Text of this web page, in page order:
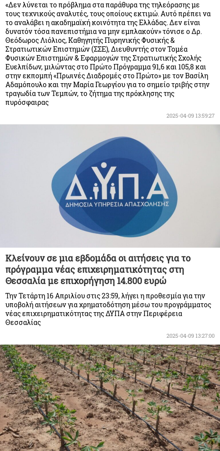
«Δεν λύνεται το πρόβλημα στα παράθυρα της τηλεόρασης με
τους τεχνικούς αναλυτές, τους οποίους εκτιμώ. Αυτό πρέπει να
το αναλάβει η ακαδημαϊκή κοινότητα της Ελλάδας. Δεν είναι
δυνατόν τόσα πανεπιστήμια να μην εμπλακούν» τόνισε ο Δρ.
Θεόδωρος Λιόλιος, Καθηγητής Πυρηνικής Φυσικής &
Στρατιωτικών Επιστημών (ΣΣΕ), Διευθυντής στον Τομέα
Φυσικών Επιστημών & Εφαρμογών της Στρατιωτικής Σχολής
Ευελπίδων, μιλώντας στο Πρώτο Πρόγραμμα 91,6 και 105,8 και
στην εκπομπή «Πρωινές Διαδρομές στο Πρώτο» με τον Βασίλη
Αδαμόπουλο και την Μαρία Γεωργίου για το σημείο τριβής στην
τραγωδία των Τεμπών, το ζήτημα της πρόκλησης της
πυρόσφαιρας
2025-04-09 13:59:27
Κλείνουν σε μια εβδομάδα οι αιτήσεις για το
πρόγραμμα νέας επιχειρηματικότητας στη
Θεσσαλία με επιχορήγηση 14.800 ευρώ
Την Τετάρτη 16 Απριλίου στις 23:59, λήγει η προθεσμία για την
υποβολή αιτήσεων για χρηματοδότηση μέσω του προγράμματος
νέας επιχειρηματικότητας της ΔΥΠΑ στην Περιφέρεια
Θεσσαλίας
2025-04-09 13:27:00